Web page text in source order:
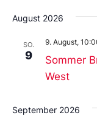
Sie
das
aus.
August 2026
SO.
9
Sommer
West
9. August,
September 2026